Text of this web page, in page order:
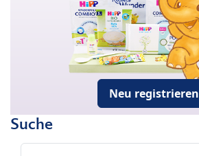
Neu registrieren
Suche